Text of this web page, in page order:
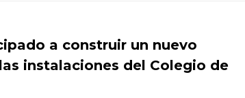
a construir un nuevo
instalaciones del Colegio de